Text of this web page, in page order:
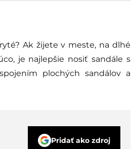
je najlepšie nosiť sandále s
plochých sandálov a
Pridať ako zdroj